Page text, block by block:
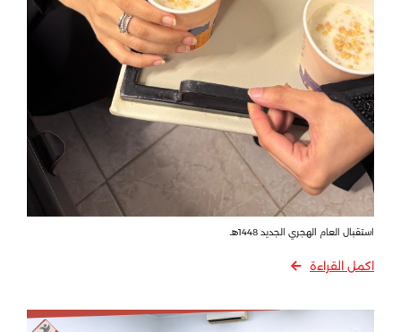
استقبال العام الهجري الجديد 1448هـ
اكمل القراءة